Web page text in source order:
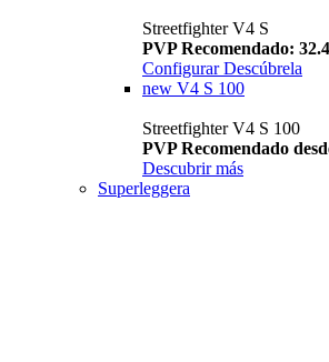
Streetfighter V4 S
PVP Recomendado:
Configurar Descúbrela
new V4 S 100
Streetfighter V4 S 100
PVP Recomendado
Descubrir más
Superleggera